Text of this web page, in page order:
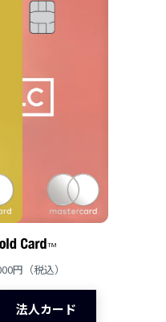
円（税込）
法人カード